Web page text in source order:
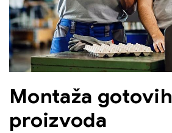
Montaža gotovih
proizvoda